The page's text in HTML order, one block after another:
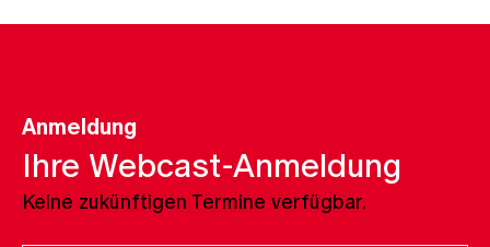
Anmeldung
Ihre Webcast-Anmeldung
Keine zukünftigen Termine verfügbar.